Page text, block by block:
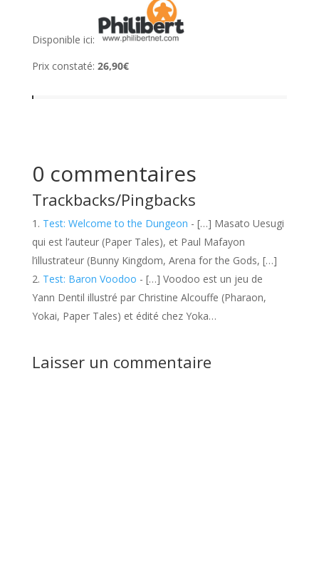
Disponible ici:
Prix constaté: 26,90€
0 commentaires
Trackbacks/Pingbacks
Test: Welcome to the Dungeon - […] Masato Uesugi
qui est l’auteur (Paper Tales), et Paul Mafayon
l’illustrateur (Bunny Kingdom, Arena for the Gods, […]
Test: Baron Voodoo - […] Voodoo est un jeu de
Yann Dentil illustré par Christine Alcouffe (Pharaon,
Yokai, Paper Tales) et édité chez Yoka…
Laisser un commentaire